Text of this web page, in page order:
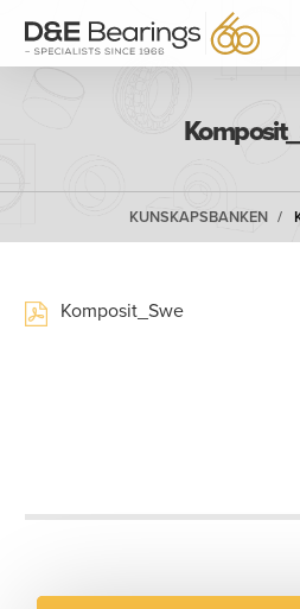
KUNSKAPSBANKEN
Komposit_Swe